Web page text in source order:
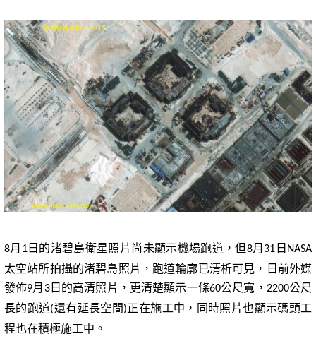
8月 1日的渚碧島衛星照片尚未顯示機場跑道，但8月31日 NASA
太空站所拍攝的渚碧島照片，跑道輪廓已清析可見，日前外媒
發佈9月 3日的高清照片，更清楚顯示一條60公尺寬， 2200公尺
長的跑道(還有延長空間)正在施工中，同時照片也顯示碼頭工
程也在積極施工中。